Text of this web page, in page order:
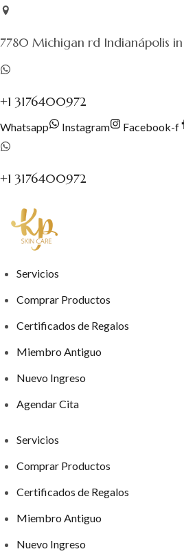
Saltar
contenido
7780 Michigan rd Indianápolis in
+1 3176400972
Whatsapp Instagram Facebook-f
+1 3176400972
Servicios
Comprar Productos
Certificados de Regalos
Miembro Antiguo
Nuevo Ingreso
Agendar Cita
Servicios
Comprar Productos
Certificados de Regalos
Miembro Antiguo
Nuevo Ingreso